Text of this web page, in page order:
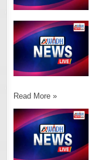
Read More »